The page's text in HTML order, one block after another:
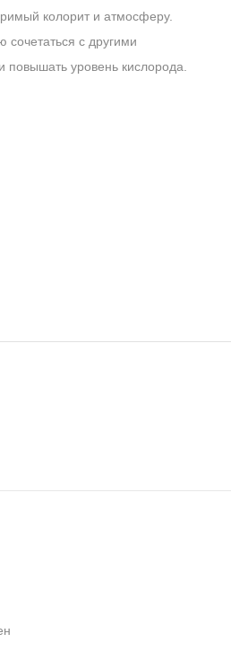
колорит и атмосферу.
сочетаться с другими
повышать уровень кислорода.